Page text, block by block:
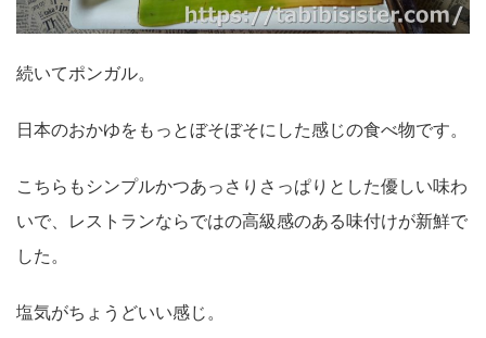
続いてポンガル。
日本のおかゆをもっとぼそぼそにした感じの食べ物です。
こちらもシンプルかつあっさりさっぱりとした優しい味わ
いで、レストランならではの高級感のある味付けが新鮮で
した。
塩気がちょうどいい感じ。